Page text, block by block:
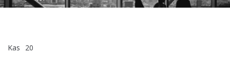
Kas 20